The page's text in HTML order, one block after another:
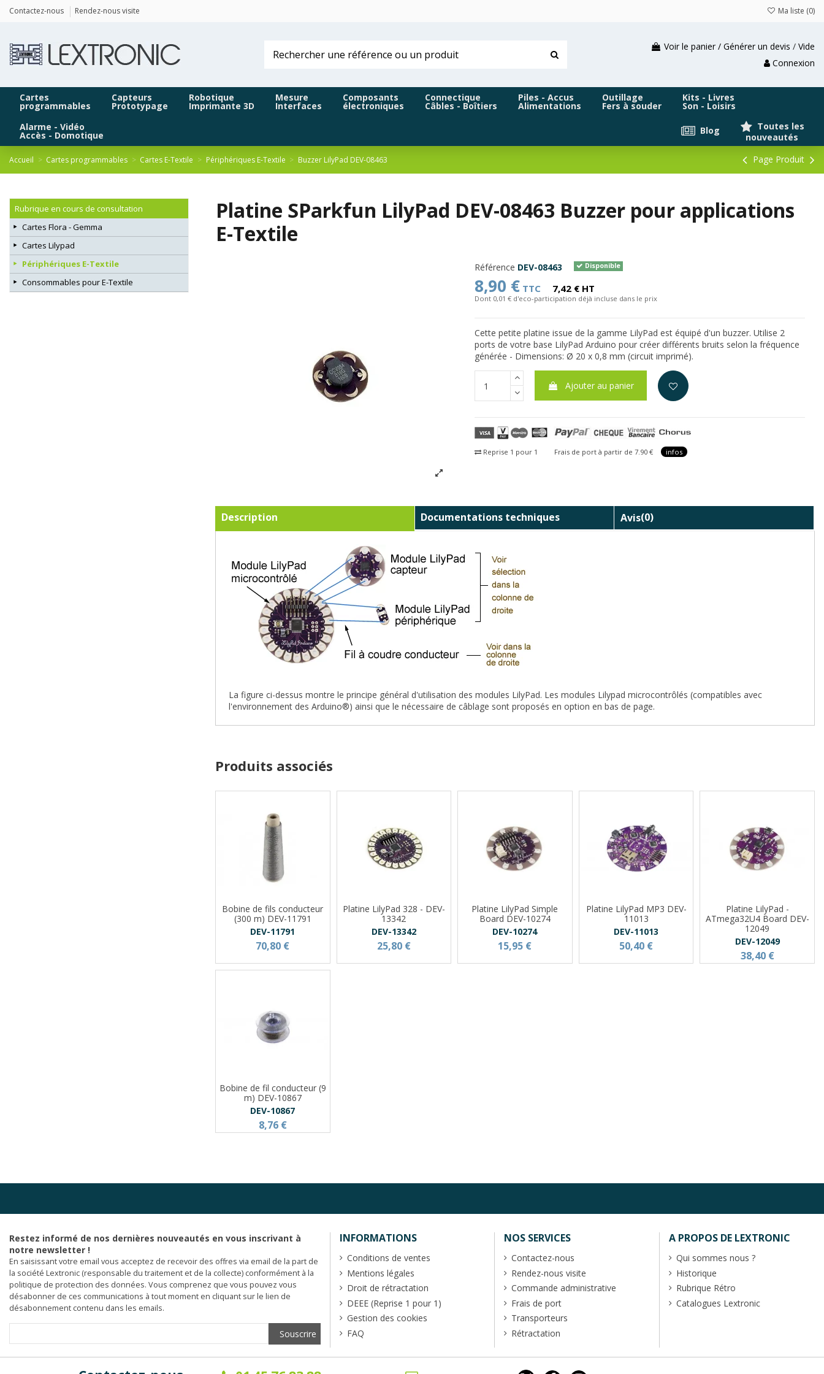
Contactez-nous Rendez-nous visite Ma liste (0)
Voir le panier / Générer un devis / Vide
Connexion
Cartes
programmables
Capteurs
Prototypage
Robotique
Imprimante 3D
Mesure
Interfaces
Composants
électroniques
Connectique
Câbles - Boîtiers
Piles - Accus
Alimentations
Outillage
Fers à souder
Kits - Livres
Son - Loisirs
Alarme - Vidéo
Accès - Domotique
Toutes les
nouveautés
Blog
Accueil Cartes programmables Cartes E-Textile Périphériques E-Textile Buzzer LilyPad DEV-08463 Page Produit
Platine SParkfun LilyPad DEV-08463 Buzzer pour applications
E-Textile
Référence DEV-08463 Disponible
8,90 € TTC 7,42 € HT
Dont 0,01 € d'eco-participation déjà incluse dans le prix
Cette petite platine issue de la gamme LilyPad est équipé d'un buzzer. Utilise 2
ports de votre base LilyPad Arduino pour créer différents bruits selon la fréquence
générée - Dimensions: Ø 20 x 0,8 mm (circuit imprimé).
Ajouter au panier
Reprise 1 pour 1 Frais de port à partir de 7.90 € infos
Description Documentations techniques Avis(0)
La figure ci-dessus montre le principe général d'utilisation des modules LilyPad. Les modules Lilypad microcontrôlés (compatibles avec
l'environnement des Arduino®) ainsi que le nécessaire de câblage sont proposés en option en bas de page.
Produits associés
Bobine de fils conducteur
(300 m) DEV-11791
DEV-11791
70,80 €
Platine LilyPad 328 - DEV-
13342
DEV-13342
25,80 €
Platine LilyPad Simple
Board DEV-10274
DEV-10274
15,95 €
Platine LilyPad MP3 DEV-
11013
DEV-11013
50,40 €
Platine LilyPad -
ATmega32U4 Board DEV-
12049
DEV-12049
38,40 €
Bobine de fil conducteur (9
m) DEV-10867
DEV-10867
8,76 €
Rubrique en cours de consultation
Cartes Flora - Gemma
Cartes Lilypad
Périphériques E-Textile
Consommables pour E-Textile
Restez informé de nos dernières nouveautés en vous inscrivant à
notre newsletter !
En saisissant votre email vous acceptez de recevoir des offres via email de la part de
la société Lextronic (responsable du traitement et de la collecte) conformément à la
politique de protection des données. Vous comprenez que vous pouvez vous
désabonner de ces communications à tout moment en cliquant sur le lien de
désabonnement contenu dans les emails.
INFORMATIONS
Conditions de ventes
Mentions légales
Droit de rétractation
DEEE (Reprise 1 pour 1)
Gestion des cookies
FAQ
NOS SERVICES
Contactez-nous
Rendez-nous visite
Commande administrative
Frais de port
Transporteurs
Rétractation
A PROPOS DE LEXTRONIC
Qui sommes nous ?
Historique
Rubrique Rétro
Catalogues Lextronic
Panneau de gestion des cookies